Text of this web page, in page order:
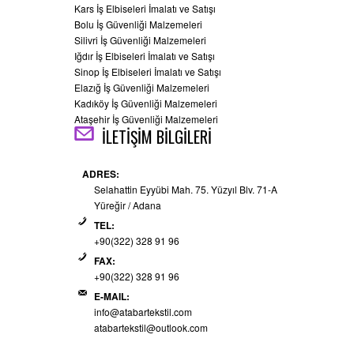
Kars İş Elbiseleri İmalatı ve Satışı
Bolu İş Güvenliği Malzemeleri
Silivri İş Güvenliği Malzemeleri
Iğdır İş Elbiseleri İmalatı ve Satışı
Sinop İş Elbiseleri İmalatı ve Satışı
Elazığ İş Güvenliği Malzemeleri
Kadıköy İş Güvenliği Malzemeleri
Ataşehir İş Güvenliği Malzemeleri
İLETİŞİM BİLGİLERİ
ADRES:
Selahattin Eyyübi Mah. 75. Yüzyıl Blv. 71-A
Yüreğir / Adana
TEL:
+90(322) 328 91 96
FAX:
+90(322) 328 91 96
E-MAIL:
info@atabartekstil.com
atabartekstil@outlook.com